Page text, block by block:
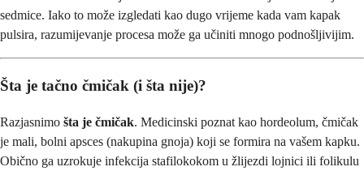
sedmice. Iako to može izgledati kao dugo vrijeme kada vam kapak
pulsira, razumijevanje procesa može ga učiniti mnogo podnošljivijim.
Šta je tačno čmičak (i šta nije)?
Razjasnimo šta je čmičak. Medicinski poznat kao hordeolum, čmičak
je mali, bolni apsces (nakupina gnoja) koji se formira na vašem kapku.
Obično ga uzrokuje infekcija stafilokokom u žlijezdi lojnici ili folikulu